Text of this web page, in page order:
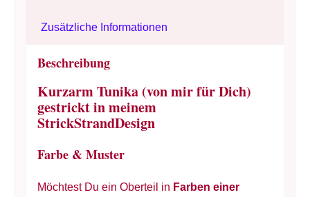
-
buntes
%
Zusätzliche Informationen
Beschreibung
Kurzarm Tunika (von mir für Dich)
gestrickt in meinem
StrickStrandDesign
Farbe & Muster
Möchtest Du ein Oberteil in Farben einer